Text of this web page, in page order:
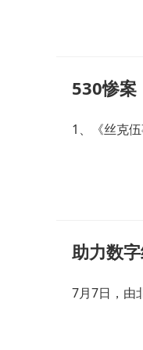
530惨案
1、《丝克
助力数
7月7日，由